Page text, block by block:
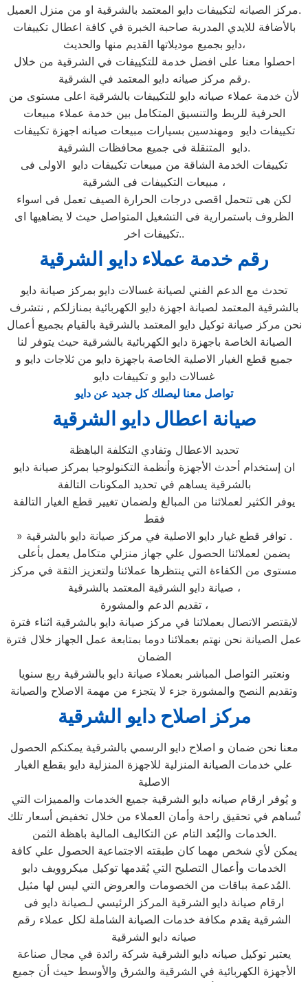
مركز الصيانه لتكييفات دايو المعتمد بالشرقية او من منزل العميل.
بالأضافة للايدي المدربة صاحبة الخبرة في كافة اعطال تكييفات
دايو بجميع موديلاتها القديم منها والحديث،
احصلوا معنا على افضل خدمة للتكييفات في الشرقية من خلال
رقم مركز صيانه دايو المعتمد في الشرقية.
لأن خدمة عملاء صيانه دايو للتكييفات بالشرقية اعلى مستوى من
الحرفية للربط والتنسيق المتكامل بين خدمة عملاء مبيعات
تكييفات دايو ومهندسين بسيارات مبيعات صيانه اجهزة تكييفات
دايو المتنقلة فى جميع محافظات الشرقية.
تكييفات الخدمة الشاقة من مبيعات تكييفات دايو الاولى فى
مبيعات التكييفات فى الشرقية ،
لكن هى تتحمل اقصى درجات الحرارة الصيف تعمل فى اسواء
الظروف باستمرارية فى التشغيل المتواصل حيث لا يضاهيها اى
تكييفات اخر..
رقم خدمة عملاء دايو الشرقية
تحدث مع الدعم الفني لصيانة غسالات دايو بمركز صيانة دايو
بالشرقية المعتمد لصيانة اجهزة دايو الكهربائية بمنازلكم , نتشرف
نحن مركز صيانة توكيل دايو المعتمد بالشرقية بالقيام بجميع أعمال
الصيانة الخاصة باجهزة دايو الكهربائية بالشرقية حيث يتوفر لنا
جميع قطع الغيار الاصلية الخاصة باجهزة دايو من ثلاجات دايو و
غسالات دايو و تكييفات دايو
تواصل معنا ليصلك كل جديد عن دايو
صيانة اعطال دايو الشرقية
تحديد الاعطال وتفادي التكلفة الباهظة
ان إستخدام أحدث الأجهزة وأنظمة التكنولوجيا بمركز صيانة دايو
بالشرقية يساهم في تحديد المكونات التالفة
يوفر الكثير لعملائنا من المبالغ ولضمان تغيير قطع الغيار التالفة
فقط
» توافر قطع غيار دايو الاصلية في مركز صيانة دايو بالشرقية .
يضمن لعملائنا الحصول علي جهاز منزلي متكامل يعمل بأعلى
مستوى من الكفاءة التي ينتظرها عملائنا ولتعزيز الثقة في مركز
صيانة دايو الشرقية المعتمد بالشرقية ،
تقديم الدعم والمشورة ،
لايقتصر الاتصال بعملائنا في مركز صيانة دايو بالشرقية اثناء فترة
عمل الصيانة نحن نهتم بعملائنا دوما بمتابعة عمل الجهاز خلال فترة
الضمان
ونعتبر التواصل المباشر بعملاء صيانة دايو بالشرقية ربع سنويا
وتقديم النصح والمشورة جزء لا يتجزء من مهمة الاصلاح والصيانة
مركز اصلاح دايو الشرقية
معنا نحن ضمان و اصلاح دايو الرسمي بالشرقية يمكنكم الحصول
علي خدمات الصيانة المنزلية للاجهزة المنزلية دايو بقطع الغيار
الاصلية
و يُوفر ارقام صيانه دايو الشرقية جميع الخدمات والمميزات التي
تُساهم في تحقيق راحة وأمان العملاء من خلال تخفيض أسعار تلك
الخدمات والبُعد التام عن التكاليف المالية باهظة الثمن.
يمكن لأي شخص مهما كان طبقته الاجتماعية الحصول علي كافة
الخدمات وأعمال التصليح التي يُقدمها توكيل ميكروويف دايو
المُدعمة بباقات من الخصومات والعروض التي ليس لها مثيل.
ارقام صيانة دايو الشرقية المركز الرئيسي لـصيانة دايو فى
الشرقية يقدم مكافة خدمات الصيانة الشاملة لكل عملاء رقم
صيانه دايو الشرقية
يعتبر توكيل صيانه دايو الشرقية شركة رائدة في مجال صناعة
الأجهزة الكهربائية في الشرقية والشرق والأوسط حيث أن جميع